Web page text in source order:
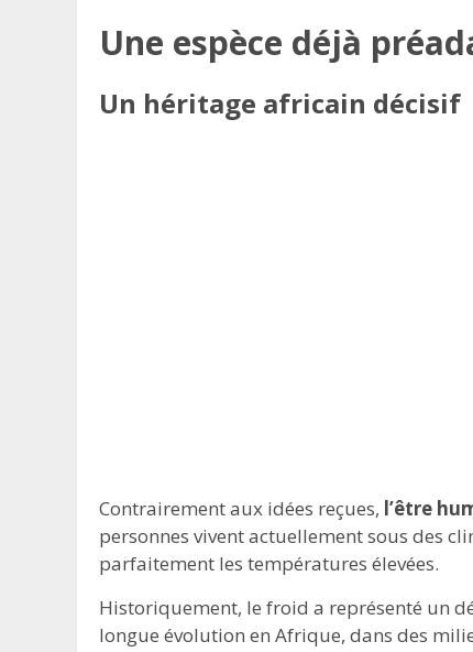
Une espèce déjà
Un héritage africain décisif
Contrairement aux idées reçues, l’être
personnes vivent actuellement sous des
parfaitement les températures élevées.
Historiquement, le froid a représenté un
longue évolution en Afrique, dans des